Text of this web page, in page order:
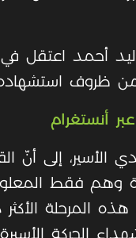
من ظروف
أنستغرام
وهم فقط
هذه المرحلة